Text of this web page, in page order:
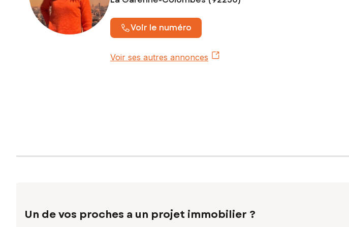
Voir le numéro
Voir ses autres annonces
Un de vos proches a un projet immobilier ?